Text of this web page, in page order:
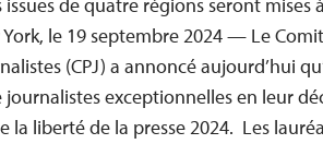
le 19 septembre 2024 — Le
(CPJ) a annoncé aujourd’hui
exceptionnelles en leur
la liberté de la presse 2024. Les